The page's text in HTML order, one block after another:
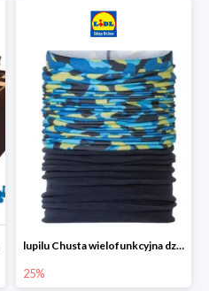
lupilu Chusta wielofunkcyjna dziecięca
25%